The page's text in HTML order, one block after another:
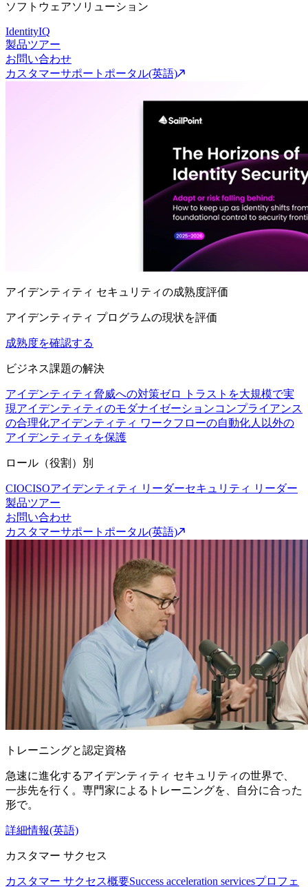
ソフトウェアソリューション
IdentityIQ
製品ツアー
お問い合わせ
カスタマーサポートポータル(英語)
アイデンティティ セキュリティの成熟度評価
アイデンティティ プログラムの現状を評価
成熟度を確認する
ビジネス課題の解決
アイデンティティ脅威への対策ゼロ トラストを大規模で実
現アイデンティティのモダナイゼーションコンプライアンス
の合理化アイデンティティ ワークフローの自動化人以外の
アイデンティティを保護
ロール（役割）別
CIOCISOアイデンティティ リーダーセキュリティ リーダー
製品ツアー
お問い合わせ
カスタマーサポートポータル(英語)
トレーニングと認定資格
急速に進化するアイデンティティ セキュリティの世界で、
一歩先を行く。専門家によるトレーニングを、自分に合った
形で。
詳細情報(英語)
カスタマー サクセス
カスタマー サクセス概要Success acceleration servicesプロフェ